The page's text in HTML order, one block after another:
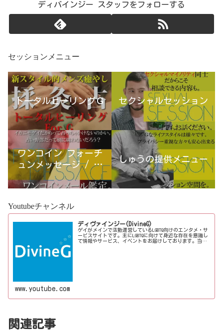
ディバインジー スタッフをフォローする
セッションメニュー
トータルヒーリングＧ セクシャルセッション
ワンコイン フォーチ
ュンメッセージ / 古
宮優雨
しゅうの提供メニュー
Youtubeチャンネル
ディヴァインジー(DivineG)
ゲイがメインで活動運営しているLGBTQ向けのエンタメ・サ
ービスサイトです。主にLGBTQに向けて身近な存在を意識し
て情報やサービス、イベントをお届けしております。当事
www.youtube.com
関連記事